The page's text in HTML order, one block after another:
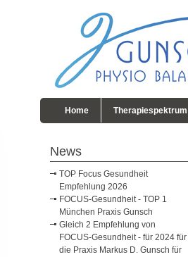
Home Therapiespektrum
News
TOP Focus Gesundheit
Empfehlung 2026
FOCUS-Gesundheit - TOP 1
München Praxis Gunsch
Gleich 2 Empfehlung von
FOCUS-Gesundheit - für 2024 für
die Praxis Markus D. Gunsch für